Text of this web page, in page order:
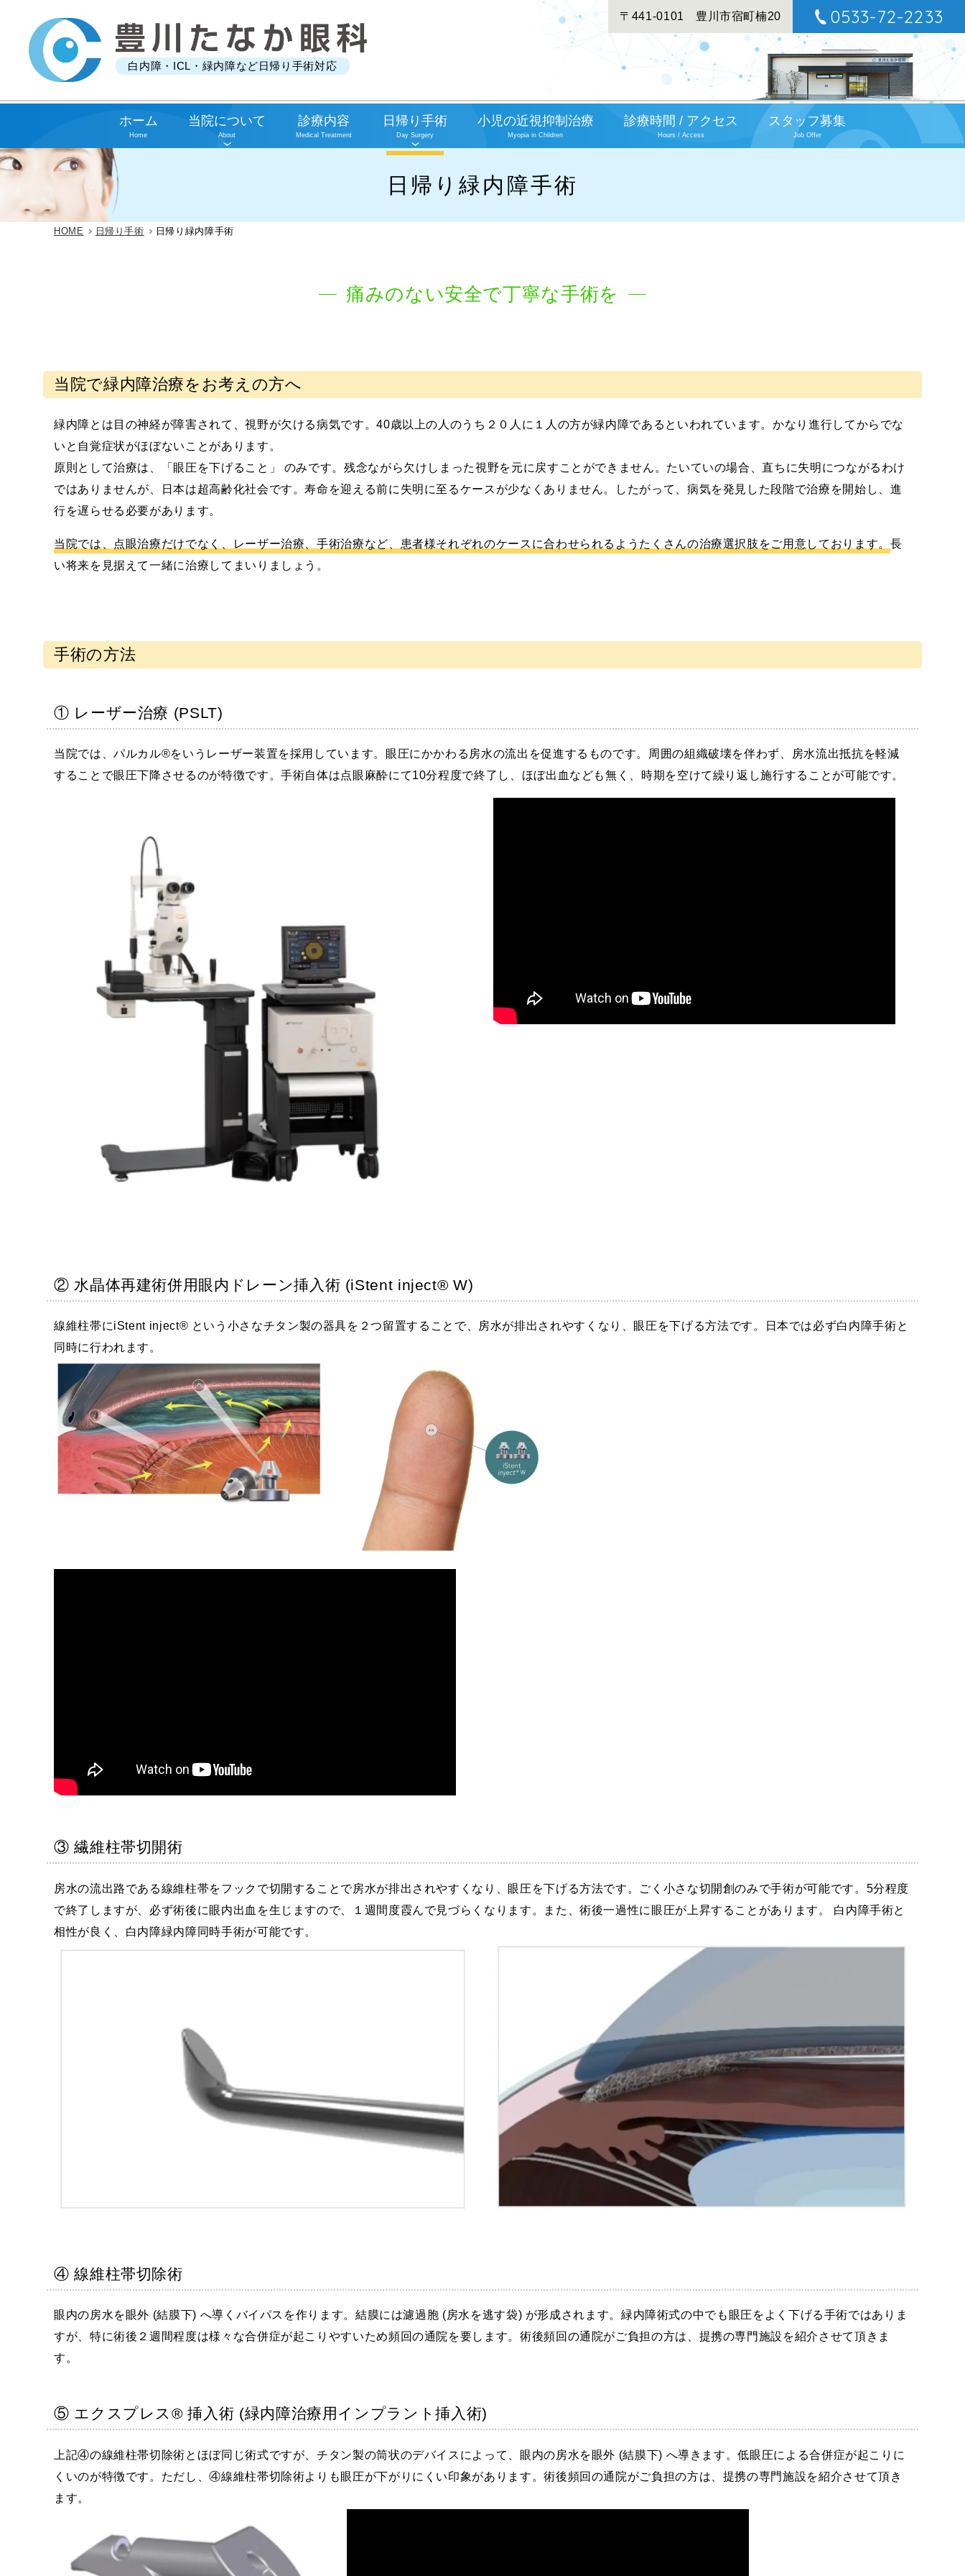
白内障・ICL・緑内障など日帰り手術対応
〒441-0101 豊川市宿町楠20 0533-72-2233
ホーム
Home
当院について
About
診療内容
Medical Treatment
日帰り手術
Day Surgery
小児の近視抑制治療
Myopia in Children
診療時間 / アクセス
Hours / Access
スタッフ募集
Job Offer
日帰り緑内障手術
HOME 日帰り手術 日帰り緑内障手術
痛みのない安全で丁寧な手術を
当院で緑内障治療をお考えの方へ
緑内障とは目の神経が障害されて、視野が欠ける病気です。40歳以上の人のうち２０人に１人の方が緑内障であるといわれています。かなり進行してからでな
いと自覚症状がほぼないことがあります。
原則として治療は、「眼圧を下げること」 のみです。残念ながら欠けしまった視野を元に戻すことができません。たいていの場合、直ちに失明につながるわけ
ではありませんが、日本は超高齢化社会です。寿命を迎える前に失明に至るケースが少なくありません。したがって、病気を発見した段階で治療を開始し、進
行を遅らせる必要があります。
当院では、点眼治療だけでなく、レーザー治療、手術治療など、患者様それぞれのケースに合わせられるようたくさんの治療選択肢をご用意しております。 長
い将来を見据えて一緒に治療してまいりましょう。
手術の方法
① レーザー治療 (PSLT)
当院では、パルカル®をいうレーザー装置を採用しています。眼圧にかかわる房水の流出を促進するものです。周囲の組織破壊を伴わず、房水流出抵抗を軽減
することで眼圧下降させるのが特徴です。手術自体は点眼麻酔にて10分程度で終了し、ほぼ出血なども無く、時期を空けて繰り返し施行することが可能です。
② 水晶体再建術併用眼内ドレーン挿入術 (iStent inject® W)
線維柱帯にiStent inject® という小さなチタン製の器具を２つ留置することで、房水が排出されやすくなり、眼圧を下げる方法です。日本では必ず白内障手術と
同時に行われます。
③ 繊維柱帯切開術
房水の流出路である線維柱帯をフックで切開することで房水が排出されやすくなり、眼圧を下げる方法です。ごく小さな切開創のみで手術が可能です。5分程度
で終了しますが、必ず術後に眼内出血を生じますので、１週間度霞んで見づらくなります。また、術後一過性に眼圧が上昇することがあります。 白内障手術と
相性が良く、白内障緑内障同時手術が可能です。
④ 線維柱帯切除術
眼内の房水を眼外 (結膜下) へ導くバイパスを作ります。結膜には濾過胞 (房水を逃す袋) が形成されます。緑内障術式の中でも眼圧をよく下げる手術ではありま
すが、特に術後２週間程度は様々な合併症が起こりやすいため頻回の通院を要します。術後頻回の通院がご負担の方は、提携の専門施設を紹介させて頂きま
す。
⑤ エクスプレス® 挿入術 (緑内障治療用インプラント挿入術)
上記④の線維柱帯切除術とほぼ同じ術式ですが、チタン製の筒状のデバイスによって、眼内の房水を眼外 (結膜下) へ導きます。低眼圧による合併症が起こりに
くいのが特徴です。ただし、④線維柱帯切除術よりも眼圧が下がりにくい印象があります。術後頻回の通院がご負担の方は、提携の専門施設を紹介させて頂き
ます。